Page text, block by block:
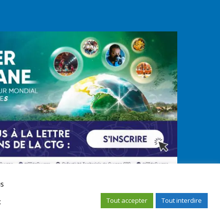
Tout accepter Tout interdire